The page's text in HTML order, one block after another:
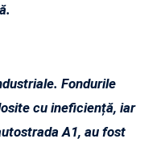
Fondurile
cu ineficiență, iar
A1, au fost